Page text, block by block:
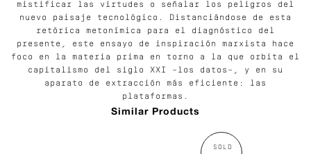
mistificar las virtudes o señalar los peligros del
nuevo paisaje tecnológico. Distanciándose de esta
retórica metonímica para el diagnóstico del
presente, este ensayo de inspiración marxista hace
foco en la materia prima en torno a la que orbita el
capitalismo del siglo XXI –los datos–, y en su
aparato de extracción más eficiente: las
plataformas.
Similar Products
SOLD